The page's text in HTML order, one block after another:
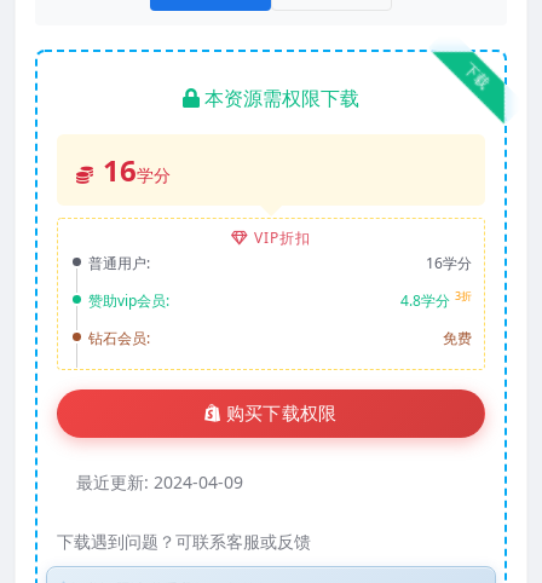
下载
本资源需权限下载
16学分
VIP折扣
普通用户:
16学分
赞助vip会员:
4.8学分 3折
钻石会员: 免费
购买下载权限
最近更新: 2024-04-09
下载遇到问题？可联系客服或反馈